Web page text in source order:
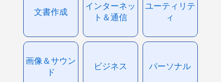
文書作成
インターネッ
ト＆通信
ユーティリテ
ィ
画像＆サウン
ド
ビジネス パーソナル